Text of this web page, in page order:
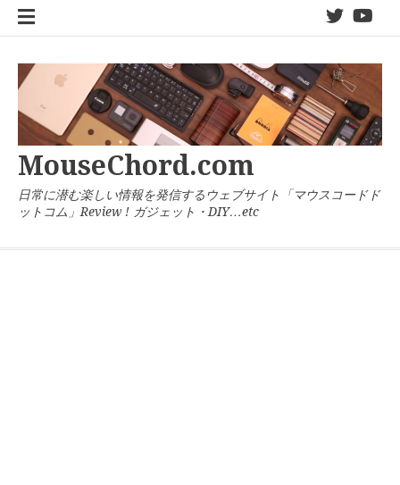
twitter
MouseChord.com
日常に潜む楽しい情報を発信するウェブサイト「マウスコードド
ットコム」Review ! ガジェット・DIY…etc